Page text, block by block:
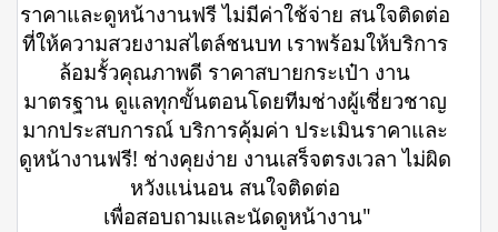
ราคาและดูหน้างานฟรี ไม่มีค่าใช้จ่าย สนใจติดต่อ
ที่ให้ความสวยงามสไตล์ชนบท เราพร้อมให้บริการ
ล้อมรั้วคุณภาพดี ราคาสบายกระเป๋า งาน
มาตรฐาน ดูแลทุกขั้นตอนโดยทีมช่างผู้เชี่ยวชาญ
มากประสบการณ์ บริการคุ้มค่า ประเมินราคาและ
ดูหน้างานฟรี! ช่างคุยง่าย งานเสร็จตรงเวลา ไม่ผิด
หวังแน่นอน สนใจติดต่อ
เพื่อสอบถามและนัดดูหน้างาน"